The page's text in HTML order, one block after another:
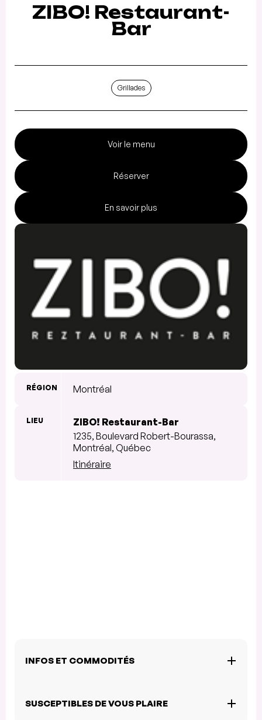
ZIBO! Restaurant-
Bar
Grillades
Voir le menu
Réserver
En savoir plus
RÉGION Montréal
LIEU
ZIBO! Restaurant-Bar
1235, Boulevard Robert-Bourassa,
Montréal, Québec
Itinéraire
INFOS ET COMMODITÉS
SUSCEPTIBLES DE VOUS PLAIRE